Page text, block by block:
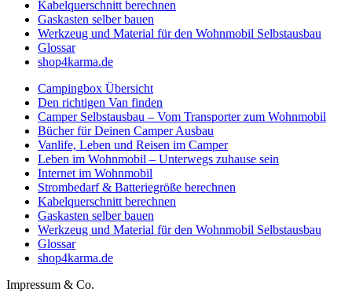
Kabelquerschnitt berechnen
Gaskasten selber bauen
Werkzeug und Material für den Wohnmobil Selbstausbau
Glossar
shop4karma.de
Campingbox Übersicht
Den richtigen Van finden
Camper Selbstausbau – Vom Transporter zum Wohnmobil
Bücher für Deinen Camper Ausbau
Vanlife, Leben und Reisen im Camper
Leben im Wohnmobil – Unterwegs zuhause sein
Internet im Wohnmobil
Strombedarf & Batteriegröße berechnen
Kabelquerschnitt berechnen
Gaskasten selber bauen
Werkzeug und Material für den Wohnmobil Selbstausbau
Glossar
shop4karma.de
Impressum & Co.